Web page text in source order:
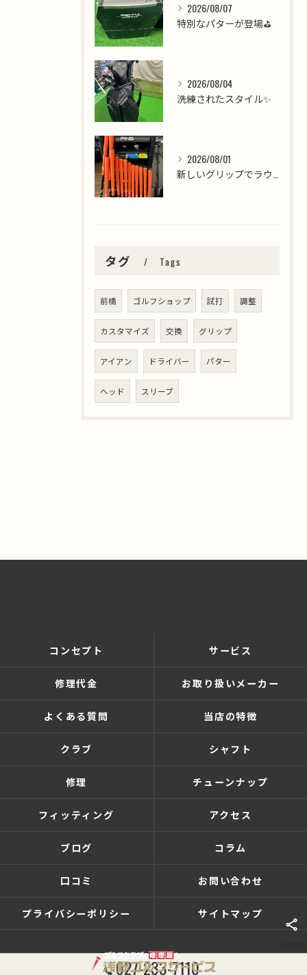
2026/08/07
特別なパターが登場⛳️
2026/08/04
洗練されたスタイル✨
2026/08/01
タグ Tags
前橋 ゴルフショップ 試打 調整
カスタマイズ 交換 グリップ
アイアン ドライバー パター
ヘッド スリーブ
027-233-7110
コンセプト サービス
修理代金 お取り扱いメーカー
よくある質問 当店の特徴
クラブ シャフト
修理 チューンナップ
フィッティング アクセス
ブログ コラム
口コミ お問い合わせ
プライバシーポリシー サイトマップ